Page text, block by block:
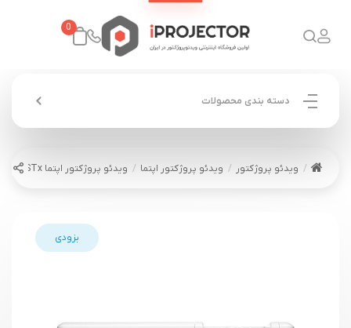
0
دسته بندی محصولات
ویدئو پروژکتور ویدئو پروژکتور اپتما ویدئو پروژکتور اپتما OPTOMA HZ40STx
بزودی